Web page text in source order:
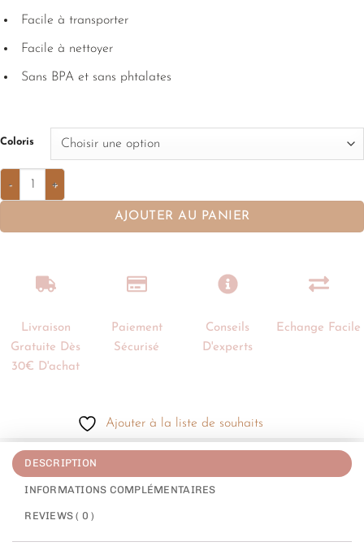
Facile à transporter
Facile à nettoyer
Sans BPA et sans phtalates
Coloris
AJOUTER AU PANIER
Livraison
Gratuite Dès
30€ D'achat
Paiement
Sécurisé
Conseils
D'experts
Echange Facile
Ajouter à la liste de souhaits
DESCRIPTION
INFORMATIONS COMPLÉMENTAIRES
REVIEWS ( 0 )